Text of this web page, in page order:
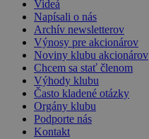
Videá
Napísali o nás
Archív newsletterov
Výnosy pre akcionárov
Noviny klubu akcionárov
Chcem sa stať členom
Výhody klubu
Často kladené otázky
Orgány klubu
Podporte nás
Kontakt